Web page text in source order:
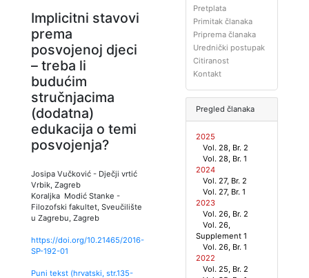
Implicitni stavovi
prema
posvojenoj djeci
– treba li
budućim
stručnjacima
(dodatna)
edukacija o temi
posvojenja?
Josipa Vučković - Dječji vrtić
Vrbik, Zagreb
Koraljka Modić Stanke -
Filozofski fakultet, Sveučilište
u Zagrebu, Zagreb
https://doi.org/10.21465/2016-
SP-192-01
Puni tekst (hrvatski, str.135-
Pretplata
Primitak članaka
Priprema članaka
Urednički postupak
Citiranost
Kontakt
Pregled članaka
2025
Vol. 28, Br. 2
Vol. 28, Br. 1
2024
Vol. 27, Br. 2
Vol. 27, Br. 1
2023
Vol. 26, Br. 2
Vol. 26,
Supplement 1
Vol. 26, Br. 1
2022
Vol. 25, Br. 2